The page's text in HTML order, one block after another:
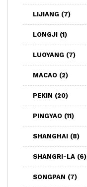
LIJIANG (7)
LONGJI (1)
LUOYANG (7)
MACAO (2)
PEKIN (20)
PINGYAO (11)
SHANGHAI (8)
SHANGRI-LA (6)
SONGPAN (7)